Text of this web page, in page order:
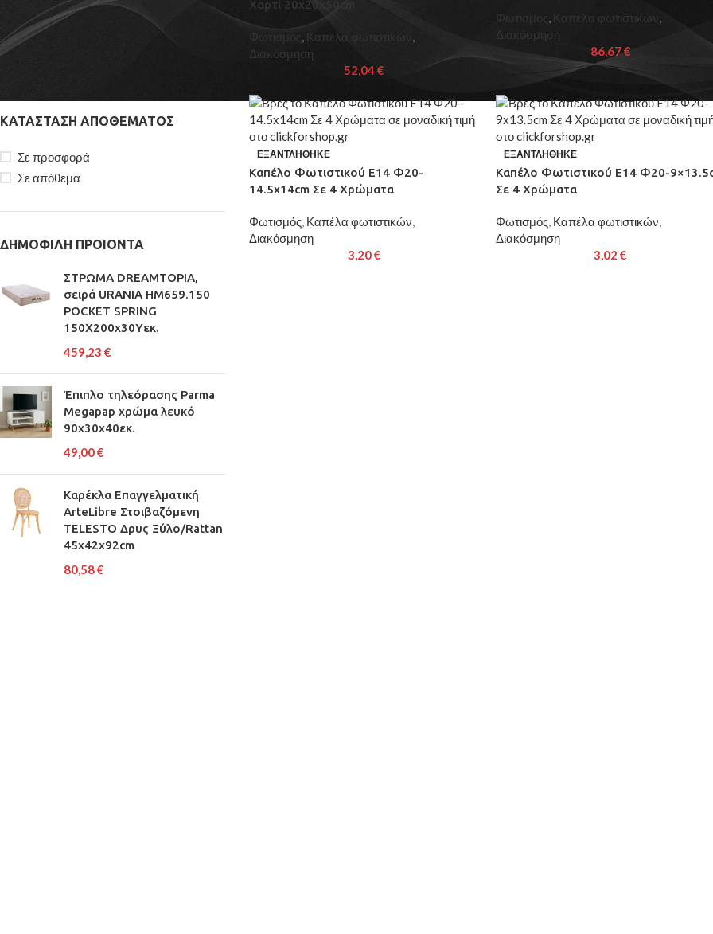
ΦΊΛΤΡΟ ΜΕ ΒΆΣΗ BRAND
ArteLibre
ΚΑΤΆΣΤΑΣΗ ΑΠΟΘΈΜΑΤΟΣ
Σε προσφορά
Σε απόθεμα
ΔΗΜΟΦΙΛΗ ΠΡΟΙΟΝΤΑ
ΣΤΡΩΜΑ DREAMTOPIA,
σειρά URANIA HM659.150
POCKET SPRING
150X200x30Yεκ.
459,23 €
Έπιπλο τηλεόρασης Parma
Megapap χρώμα λευκό
90x30x40εκ.
49,00€
Καρέκλα Επαγγελματική
ArteLibre Στοιβαζόμενη
TELESTO Δρυς Ξύλο/Rattan
45x42x92cm
80,58€
Χαρτί 20x20x50cm
Φωτισμός , Καπέλα φωτιστικών ,
Διακόσμηση
52,04€
Φωτισμός, Καπέλα φωτιστικών ,
Διακόσμηση
86,67€
ΕΞΑΝΤΛΉΘΗΚΕ
Καπέλο Φωτιστικού E14 Φ20-
14.5x14cm Σε 4 Χρώματα
Φωτισμός, Καπέλα φωτιστικών,
Διακόσμηση
3,20€
ΕΞΑΝΤΛΉΘΗΚΕ
Καπέλο Φωτιστικού E14 Φ20-
Σε 4 Χρώματα
Φωτισμός, Καπέλα φωτιστικών,
Διακόσμηση
3,02€